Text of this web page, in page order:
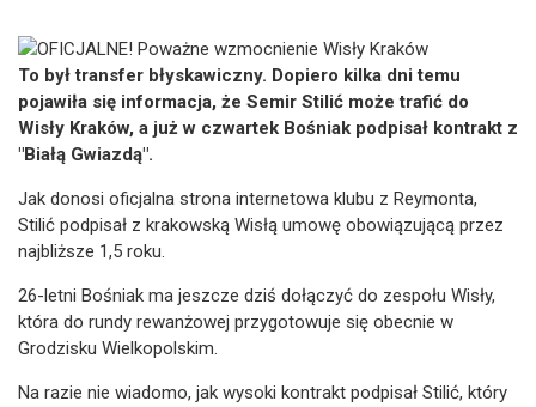
To był transfer błyskawiczny. Dopiero kilka dni temu
pojawiła się informacja, że Semir Stilić może trafić do
Wisły Kraków, a już w czwartek Bośniak podpisał kontrakt z
"Białą Gwiazdą".
Jak donosi oficjalna strona internetowa klubu z Reymonta,
Stilić podpisał z krakowską Wisłą umowę obowiązującą przez
najbliższe 1,5 roku.
26-letni Bośniak ma jeszcze dziś dołączyć do zespołu Wisły,
która do rundy rewanżowej przygotowuje się obecnie w
Grodzisku Wielkopolskim.
Na razie nie wiadomo, jak wysoki kontrakt podpisał Stilić, który